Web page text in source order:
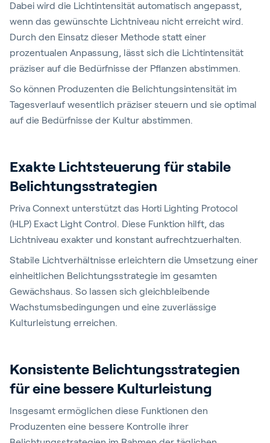
Dabei wird die Lichtintensität automatisch angepasst,
wenn das gewünschte Lichtniveau nicht erreicht wird.
Durch den Einsatz dieser Methode statt einer
prozentualen Anpassung, lässt sich die Lichtintensität
präziser auf die Bedürfnisse der Pflanzen abstimmen.
So können Produzenten die Belichtungsintensität im
Tagesverlauf wesentlich präziser steuern und sie optimal
auf die Bedürfnisse der Kultur abstimmen.
Exakte Lichtsteuerung für stabile
Belichtungsstrategien
Priva Connext unterstützt das Horti Lighting Protocol
(HLP) Exact Light Control. Diese Funktion hilft, das
Lichtniveau exakter und konstant aufrechtzuerhalten.
Stabile Lichtverhältnisse erleichtern die Umsetzung einer
einheitlichen Belichtungsstrategie im gesamten
Gewächshaus. So lassen sich gleichbleibende
Wachstumsbedingungen und eine zuverlässige
Kulturleistung erreichen.
Konsistente Belichtungsstrategien
für eine bessere Kulturleistung
Insgesamt ermöglichen diese Funktionen den
Produzenten eine bessere Kontrolle ihrer